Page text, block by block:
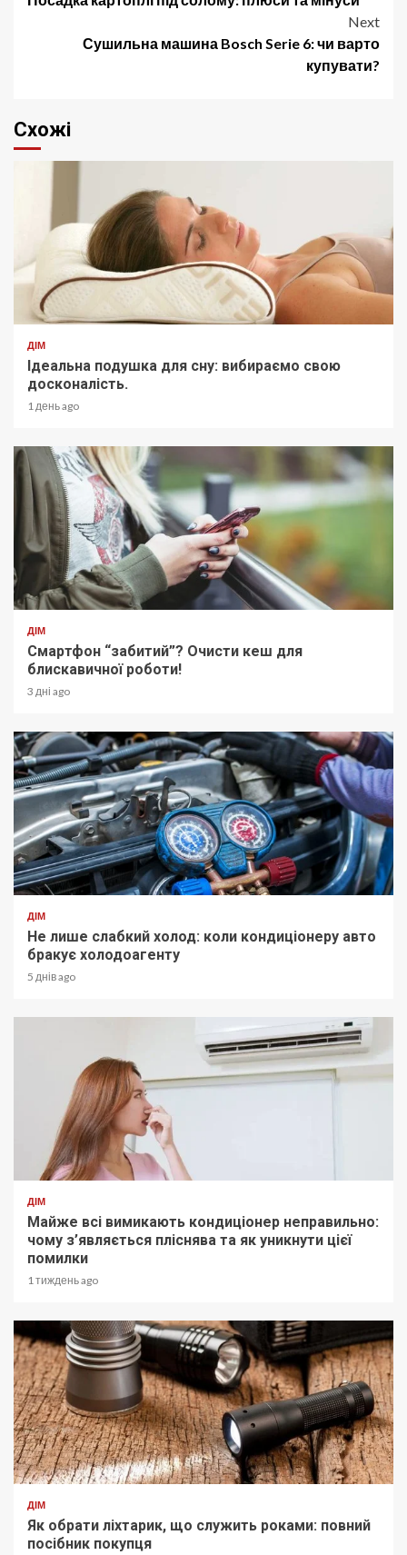
Next
Сушильна машина Bosch Serie 6: чи варто
купувати?
Схожі
ДІМ
Ідеальна подушка для сну: вибираємо свою
досконалість.
1 день ago
ДІМ
Смартфон “забитий”? Очисти кеш для
блискавичної роботи!
3 дні ago
ДІМ
Не лише слабкий холод: коли кондиціонеру авто
бракує холодоагенту
5 днів ago
ДІМ
Майже всі вимикають кондиціонер неправильно:
чому з’являється пліснява та як уникнути цієї
помилки
1 тиждень ago
ДІМ
Як обрати ліхтарик, що служить роками: повний
посібник покупця